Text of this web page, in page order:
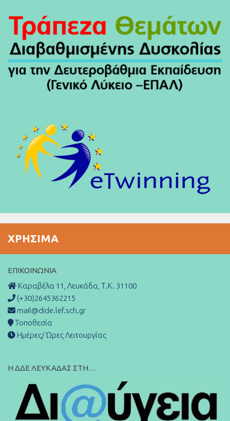
ΧΡΉΣΙΜΑ
ΕΠΙΚΟΙΝΩΝΊΑ
Καραβέλα 11, Λευκάδα, Τ.Κ. 31100
(+30)2645362215
mail@dide.lef.sch.gr
Τοποθεσία
Ημέρες/ Ώρες Λειτουργίας
Η ΔΔΕ ΛΕΥΚΑΔΑΣ ΣΤΗ…